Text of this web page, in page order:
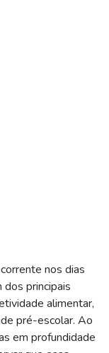
nos dias
principais
alimentar,
pré-escolar. Ao
em profundidade